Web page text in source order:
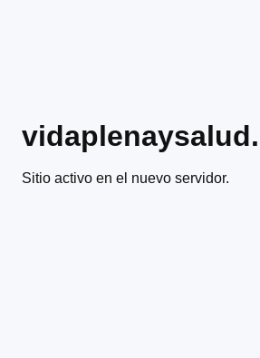
Sitio activo en el nuevo servidor.